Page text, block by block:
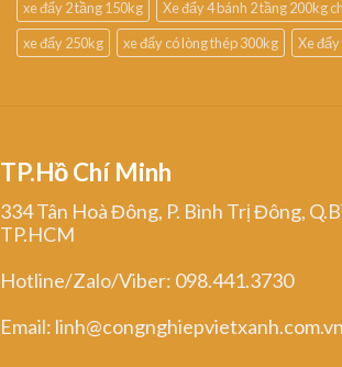
xe đẩy 2 tầng 150kg
Xe đẩy 4 bánh 2 tầng 200kg
xe đẩy 250kg
xe đẩy có lòng thép 300kg Xe
TP.Hồ Chí Minh
334 Tân Hoà Đông, P. Bình Trị Đông,
TP.HCM
Hotline/Zalo/Viber: 098.441.3730
Email: linh@congnghiepvietxanh.com.vn